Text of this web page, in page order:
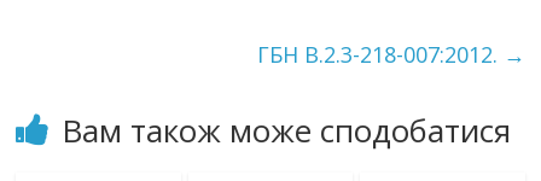
ГБН В.2.3-218-007:2012. →
Вам також може сподобатися